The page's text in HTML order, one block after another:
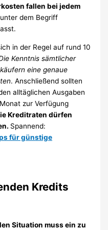
fallen bei jedem
dem Begriff
in der Regel auf rund 10
Kenntnis sämtlicher
eine genaue
. Anschließend sollten
alltäglichen Ausgaben
zur Verfügung
Kreditraten dürfen
Spannend:
für günstige
Kredits
Situation muss ein zu